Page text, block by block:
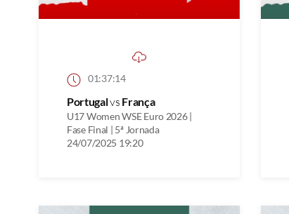
01:37:14
Portugalvs França
U17 Women WSE Euro 2026 |
Fase Final | 5ª Jornada
24/07/2025 19:20